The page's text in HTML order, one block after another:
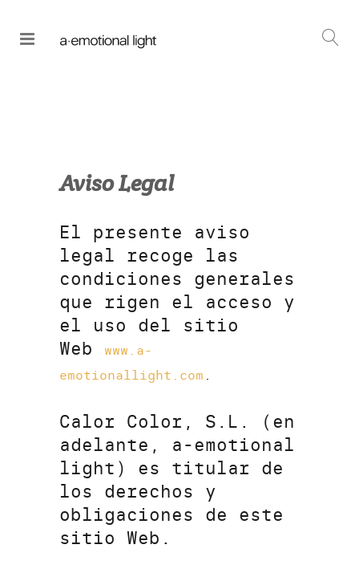
Aviso Legal
El presente aviso
legal recoge las
condiciones generales
que rigen el acceso y
el uso del sitio
Web
www.a-
emotionallight.com .
Calor Color, S.L. (en
adelante, a-emotional
light) es titular de
los derechos y
obligaciones de este
sitio Web.